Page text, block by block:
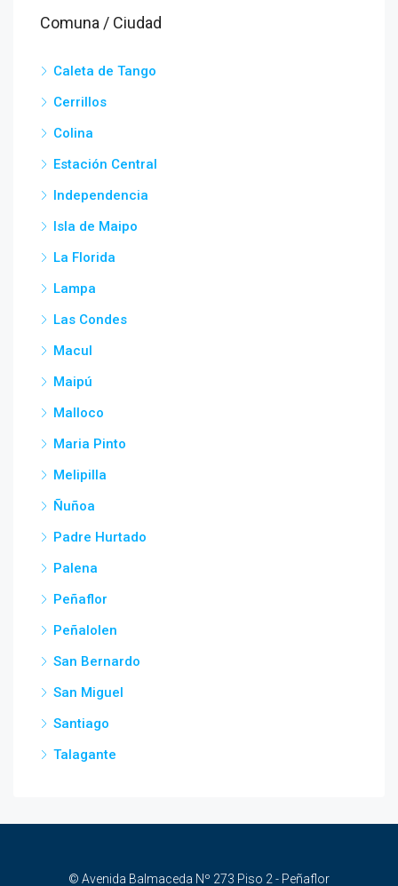
Comuna / Ciudad
Caleta de Tango
Cerrillos
Colina
Estación Central
Independencia
Isla de Maipo
La Florida
Lampa
Las Condes
Macul
Maipú
Malloco
Maria Pinto
Melipilla
Ñuñoa
Padre Hurtado
Palena
Peñaflor
Peñalolen
San Bernardo
San Miguel
Santiago
Talagante
© Avenida Balmaceda Nº 273 Piso 2 - Peñaflor